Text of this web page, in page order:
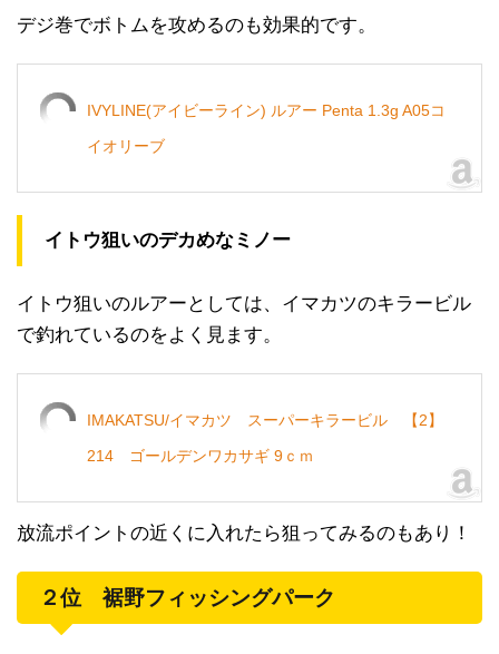
デジ巻でボトムを攻めるのも効果的です。
IVYLINE(アイビーライン) ルアー Penta 1.3g A05コ
イオリーブ
イトウ狙いのデカめなミノー
イトウ狙いのルアーとしては、イマカツのキラービル
で釣れているのをよく見ます。
IMAKATSU/イマカツ スーパーキラービル 【2】
214 ゴールデンワカサギ 9ｃｍ
放流ポイントの近くに入れたら狙ってみるのもあり！
２位 裾野フィッシングパーク